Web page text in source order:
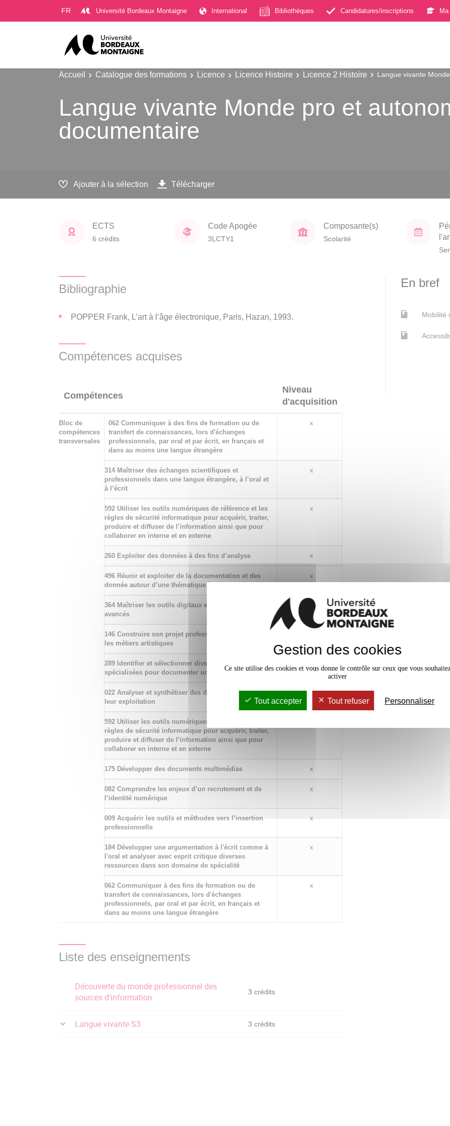
FR Université Bordeaux Montaigne International Bibliothèques Candidatures/inscriptions Ma
Accueil Catalogue des formations Licence Licence Histoire Licence 2 Histoire Langue vivante
Langue vivante Monde pro et
documentaire
Ajouter à la sélection Télécharger
ECTS
6 crédits
Code Apogée
3LCTY1
Composante(s)
Scolarité
Bibliographie
POPPER Frank, L’art à l’âge électronique, Paris, Hazan, 1993.
Compétences acquises
Compétences
Niveau
d'acquisition
Bloc de
compétences
transversales
062 Communiquer à des fins de formation ou de
transfert de connaissances, lors d'échanges
professionnels, par oral et par écrit, en français et
dans au moins une langue étrangère
x
314 Maîtriser des échanges scientifiques et
professionnels dans une langue étrangère, à l’oral et
à l’écrit
x
592 Utiliser les outils numériques de référence et les
règles de sécurité informatique pour acquérir, traiter,
produire et diffuser de l’information ainsi que pour
collaborer en interne et en externe
x
260 Exploiter des données à des fins d’analyse x
496 Réunir et exploiter de la documentation et des
donnée autour d’une thématique à des fins d'analyse
x
364 Maîtriser les outils digitaux et numériques
avancés
146 Construire son projet professionnel en lien avec
les métiers artistiques
289 Identifier et sélectionner diverses ressources
spécialisées pour documenter un sujet
022 Analyser et synthétiser des données en vue de
leur exploitation
x
592 Utiliser les outils numériques de référence et les
règles de sécurité informatique pour acquérir, traiter,
produire et diffuser de l’information ainsi que pour
collaborer en interne et en externe
175 Développer des documents multimédias x
082 Comprendre les enjeux d’un recrutement et de
l’identité numérique
x
009 Acquérir les outils et méthodes vers l’insertion
professionnelle
x
184 Développer une argumentation à l'écrit comme à
l'oral et analyser avec esprit critique diverses
ressources dans son domaine de spécialité
x
062 Communiquer à des fins de formation ou de
transfert de connaissances, lors d'échanges
professionnels, par oral et par écrit, en français et
dans au moins une langue étrangère
x
Liste des enseignements
Découverte du monde professionnel des
sources d’information
3 crédits
Langue vivante S3 3 crédits
En bref
Mobilité
Gestion des cookies
Ce site utilise des cookies et vous donne le contrôle sur ceux que vous
activer
Tout accepter Tout refuser Personnaliser